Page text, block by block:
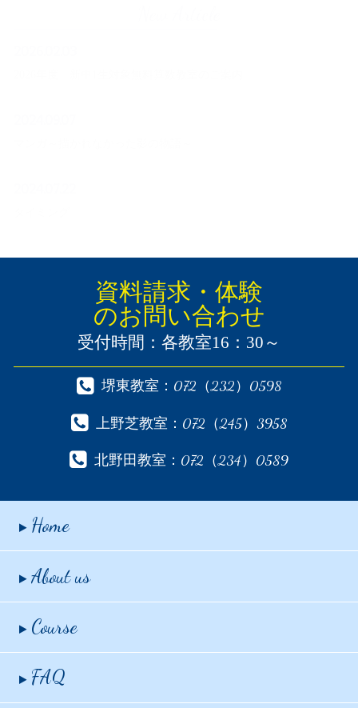
資料請求・体験
のお問い合わせ
受付時間：各教室16：30～
堺東教室：072（232）0598
上野芝教室：072（245）3958
北野田教室：072（234）0589
Home
About us
Course
FAQ